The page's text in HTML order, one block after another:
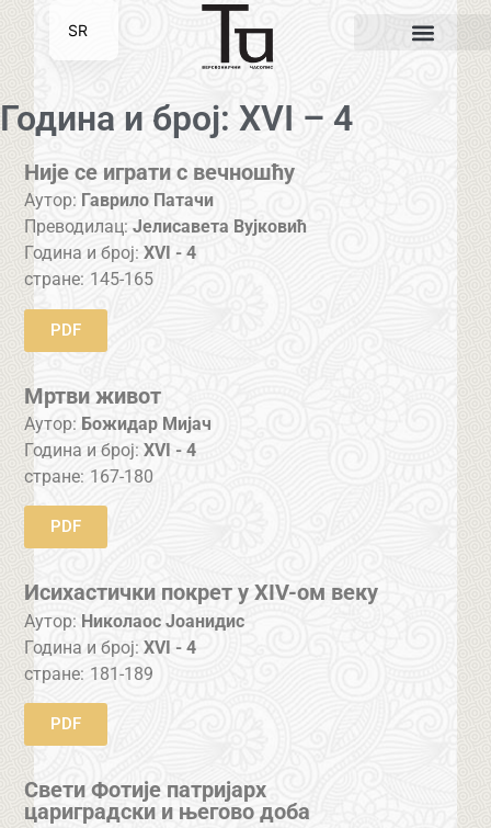
Година и број: XVI – 4
Није се играти с вечношћу
Аутор: Гаврило Патачи
Преводилац: Јелисавета Вујковић
Година и број:XVI - 4
стране: 145-165
PDF
Мртви живот
Аутор: Божидар Мијач
Година и број:XVI - 4
стране: 167-180
PDF
Исихастички покрет у XIV-ом веку
Аутор: Николаос Јоанидис
Година и број:XVI - 4
стране: 181-189
PDF
Свети Фотије патријарх
цариградски и његово доба
SR
EN